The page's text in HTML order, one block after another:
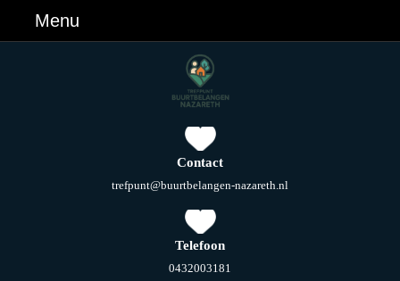
Menu
Contact
trefpunt@buurtbelangen-nazareth.nl
Telefoon
0432003181